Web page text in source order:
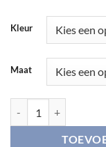
Kleur
Maat